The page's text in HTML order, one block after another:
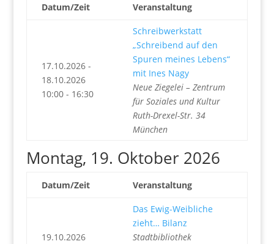
Datum/Zeit Veranstaltung
17.10.2026 -
18.10.2026
10:00 - 16:30
Schreibwerkstatt
„Schreibend auf den
Spuren meines Lebens“
mit Ines Nagy
Neue Ziegelei – Zentrum
für Soziales und Kultur
Ruth-Drexel-Str. 34
München
Montag, 19. Oktober 2026
Datum/Zeit Veranstaltung
19.10.2026
Das Ewig-Weibliche
zieht… Bilanz
Stadtbibliothek